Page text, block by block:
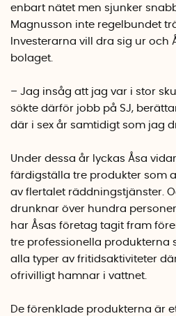
enbart nätet men sjunker
Magnusson inte regelbundet
Investerarna vill dra sig ur och
bolaget.
– Jag insåg att jag var i stor
sökte därför jobb på SJ,
där i sex år samtidigt som jag
Under dessa år lyckas Åsa
färdigställa tre produkter som
av flertalet räddningstjänster.
drunknar över hundra
har Åsas företag tagit fram
tre professionella produkterna
alla typer av fritidsaktiviteter
ofrivilligt hamnar i vattnet.
De förenklade produkterna är